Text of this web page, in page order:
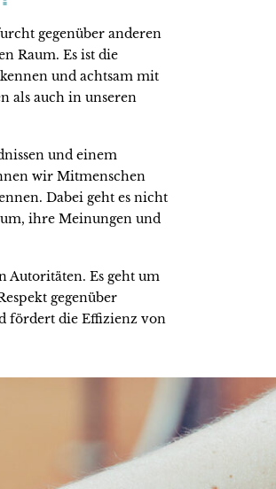
gegenüber anderen
Raum. Es ist die
und achtsam mit
als auch in unseren
und einem
wir Mitmenschen
Dabei geht es nicht
ihre Meinungen und
Autoritäten. Es geht um
gegenüber
fördert die Effizienz von